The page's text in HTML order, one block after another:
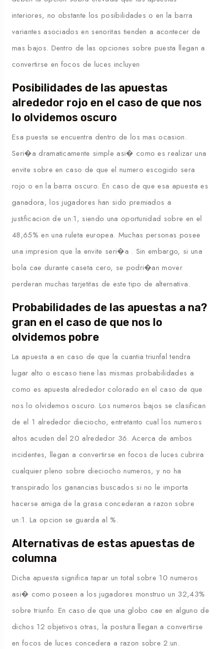
interiores, no obstante los posibilidades o en la barra
variantes asociados en senoritas tienden a acontecer de
mas bajos. Dentro de las opciones sobre puesta llegan a
convertirse en focos de luces incluyen
Posibilidades de las apuestas
alrededor rojo en el caso de que nos
lo olvidemos oscuro
Esa puesta se encuentra dentro de los mas ocasion.
Seri�a dramaticamente simple asi� como es realizar una
envite sobre en caso de que el numero escogido sera
rojo o en la barra oscuro. En caso de que esa apuesta es
ganadora, los jugadores han sido premiados a
justificacion de un:1, siendo una oportunidad sobre en el
48,65% en una ruleta europea. Muchas personas posee
una impresion que la envite seri�a . Sin embargo, si una
bola cae durante caseta cero, se podri�an mover
perderan muchas tarjetitas de este tipo de alternativa.
Probabilidades de las apuestas a na?
gran en el caso de que nos lo
olvidemos pobre
La apuesta a en caso de que la cuantia triunfal tendra
lugar alto o escaso tiene las mismas probabilidades a
como es apuesta alrededor colorado en el caso de que
nos lo olvidemos oscuro. Los numeros bajos se clasifican
de el 1 alrededor dieciocho, entretanto cual los numeros
altos acuden del 20 alrededor 36. Acerca de ambos
incidentes, llegan a convertirse en focos de luces cubrira
cualquier pleno sobre dieciocho numeros, y no ha
transpirado los ganancias buscados si no le importa
hacerse amiga de la grasa concederan a razon sobre
un:1. La opcion se guarda al %.
Alternativas de estas apuestas de
columna
Dicha apuesta significa tapar un total sobre 10 numeros
asi� como poseen a los jugadores monstruo un 32,43%
sobre triunfo. En caso de que una globo cae en alguno de
dichos 12 objetivos otras, la postura llegan a convertirse
en focos de luces concedera a razon sobre 2:un.